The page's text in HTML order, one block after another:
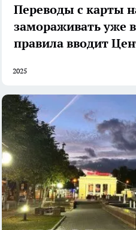
Переводы с карты
замораживать уже
правила вводит
2025